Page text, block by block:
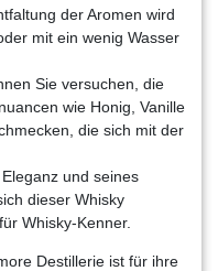
der Aromen wird
mit ein wenig Wasser
Sie versuchen, die
wie Honig, Vanille
die sich mit der
und seines
dieser Whisky
Whisky-Kenner.
Destillerie ist für ihre